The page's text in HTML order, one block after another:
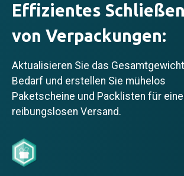
Effizientes Schließen
von Verpackungen:
Aktualisieren Sie das
Bedarf und erstellen Sie mühelos
Paketscheine und Packlisten für
reibungslosen Versand.